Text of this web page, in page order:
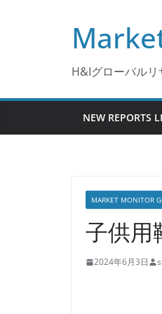
H&Iグローバルリ
NEW REPORTS
MARKET MONITOR
子供用
2024年6月3日